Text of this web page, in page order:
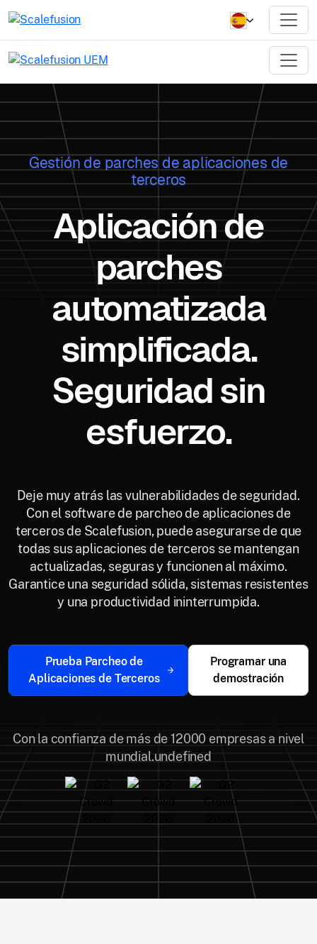
Gestión de parches de aplicaciones de
terceros
Aplicación de
parches
automatizada
simplificada.
Seguridad sin
esfuerzo.
Deje muy atrás las vulnerabilidades de seguridad.
Con el software de parcheo de aplicaciones de
terceros de Scalefusion, puede asegurarse de que
todas sus aplicaciones de terceros se mantengan
actualizadas, seguras y funcionen al máximo.
Garantice una seguridad sólida, sistemas resistentes
y una productividad ininterrumpida.
Prueba Parcheo de
Aplicaciones de Terceros
Programar una
demostración
Con la confianza de más de 12000 empresas a nivel
mundial.undefined